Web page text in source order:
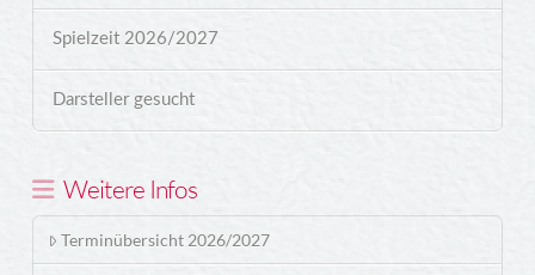
Spielzeit 2026/2027
Darsteller gesucht
Weitere Infos
Terminübersicht 2026/2027